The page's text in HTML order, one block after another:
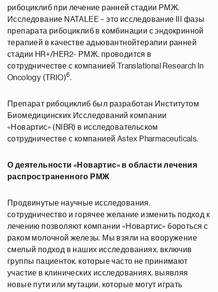
рибоциклиб при лечение ранней стадии РМЖ.
Исследование NATALEE – это исследование III фазы
препарата рибоциклиб в комбинации с эндокринной
терапией в качестве адьювантнойтерапии ранней
стадии HR+/HER2- РМЖ, проводится в
сотрудничестве с компанией Translational Research In
Oncology (TRIO)6.
Препарат рибоциклиб был разработан Институтом
Биомедицинских Исследований компании
«Новартис» (NIBR) в исследовательском
сотрудничестве с компанией Astex Pharmaceuticals.
О деятельности «Новартис» в области лечения
распространенного РМЖ
Продвинутые научные исследования,
сотрудничество и горячее желание изменить подход к
лечению позволяют компании «Новартис» бороться с
раком молочной железы. Мы взяли на вооружение
смелый подход в наших исследованиях, включив
группы пациенток, которые часто не принимают
участие в клинических исследованиях, выявляя
новые пути или мутации, которые могут играть